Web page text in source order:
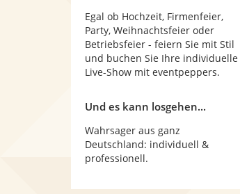
Egal ob Hochzeit, Firmenfeier,
Party, Weihnachtsfeier oder
Betriebsfeier - feiern Sie mit Stil
und buchen Sie Ihre individuelle
Live-Show mit eventpeppers.
Und es kann losgehen...
Wahrsager aus ganz
Deutschland: individuell &
professionell.